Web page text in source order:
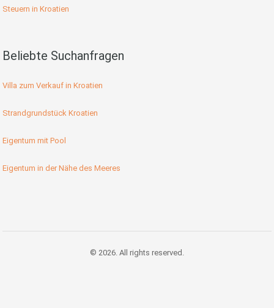
Steuern in Kroatien
Beliebte Suchanfragen
Villa zum Verkauf in Kroatien
Strandgrundstück Kroatien
Eigentum mit Pool
Eigentum in der Nähe des Meeres
© 2026. All rights reserved.